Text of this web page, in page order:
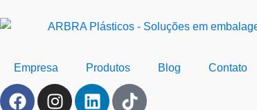
Empresa Produtos Blog Contato